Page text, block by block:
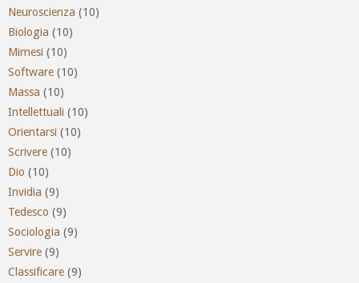
Neuroscienza (10)
Biologia (10)
Mimesi (10)
Software (10)
Massa (10)
Intellettuali (10)
Orientarsi (10)
Scrivere (10)
Dio (10)
Invidia (9)
Tedesco (9)
Sociologia (9)
Servire (9)
Classificare (9)